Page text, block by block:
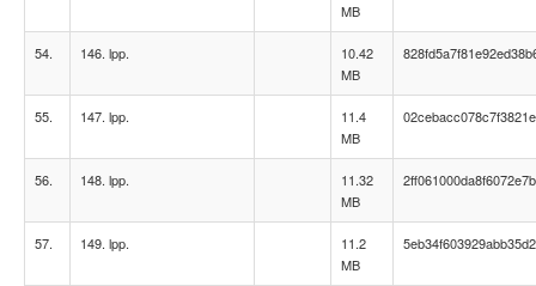
MB
54. 146. lpp.
10.42
MB
55. 147. lpp.
11.4
MB
56. 148. lpp.
11.32
MB
57. 149. lpp.
11.2
MB